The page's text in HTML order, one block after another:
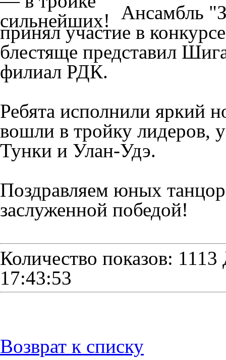
Ансамбль
принял участие в
блестяще представил
филиал РДК.
Ребята исполнили яркий
вошли в тройку лидеров,
Тунки и Улан-Удэ.
Поздравляем юных
заслуженной победой!
Количество показов: 1113
17:43:53
Возврат к списку